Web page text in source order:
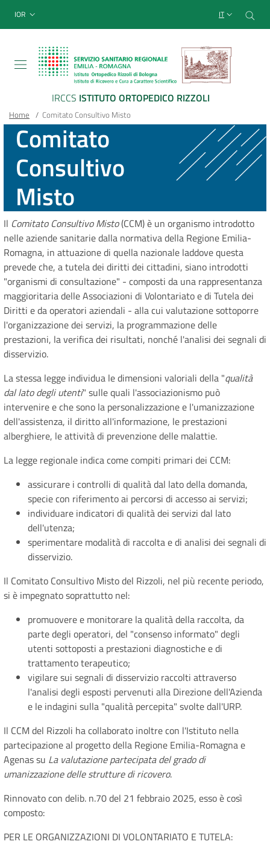
Sito Web Istituto
menu top-bar
IOR IT
IRCCS ISTITUTO ORTOPEDICO RIZZOLI
Main container
Briciole
di
pane
Home / Comitato Consultivo Misto
Comitato
Consultivo
Misto
Il Comitato Consultivo Misto(CCM) è un organismo introdotto
nelle aziende sanitarie dalla normativa della Regione Emilia-
Romagna, in attuazione di quella nazionale laddove questa
prevede che, a tutela dei diritti dei cittadini, siano introdotti
"organismi di consultazione" - composti da una rappresentanza
maggioritaria delle Associazioni di Volontariato e di Tutela dei
Diritti e da operatori aziendali - alla cui valutazione sottoporre
l'organizzazione dei servizi, la programmazione delle
prestazioni, la verifica dei risultati, nonché l'analisi dei segnali di
disservizio.
La stessa legge individua le dimensioni valoriali della "qualità
dal lato degli utenti" sulle quali l'associazionismo può
intervenire e che sono la personalizzazione e l'umanizzazione
dell'assistenza, il diritto all'informazione, le prestazioni
alberghiere, le attività di prevenzione delle malattie.
La legge regionale indica come compiti primari dei CCM:
assicurare i controlli di qualità dal lato della domanda,
specie con riferimento ai percorsi di accesso ai servizi;
individuare indicatori di qualità dei servizi dal lato
dell'utenza;
sperimentare modalità di raccolta e di analisi dei segnali di
disservizio.
Il Comitato Consultivo Misto del Rizzoli, nel più recente periodo,
si è impegnato soprattutto nel:
promuovere e monitorare la qualità della raccolta, da
parte degli operatori, del "consenso informato" degli
utenti sottoposti a prestazioni diagnostiche e di
trattamento terapeutico;
vigilare sui segnali di disservizio raccolti attraverso
l'analisi degli esposti pervenuti alla Direzione dell'Azienda
e le indagini sulla "qualità percepita" svolte dall'URP.
Il CCM del Rizzoli ha collaborato inoltre con l'Istituto nella
partecipazione al progetto della Regione Emilia-Romagna e
Agenas su La valutazione partecipata del grado di
umanizzazione delle strutture di ricovero.
Rinnovato con delib. n.70 del 21 febbraio 2025, esso è così
composto:
PER LE ORGANIZZAZIONI DI VOLONTARIATO E TUTELA: